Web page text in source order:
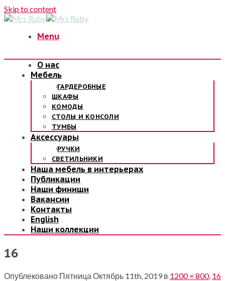
Skip to content
Menu
О нас
Мебель
ГАРДЕРОБНЫЕ
ШКАФЫ
КОМОДЫ
СТОЛЫ И КОНСОЛИ
ТУМБЫ
Аксессуары
РУЧКИ
СВЕТИЛЬНИКИ
Наша мебель в интерьерах
Публикации
Наши финиши
Вакансии
Контакты
English
Наши коллекции
16
Опублековано Пятница Октябрь 11th, 2019 в 1200 × 800, 16